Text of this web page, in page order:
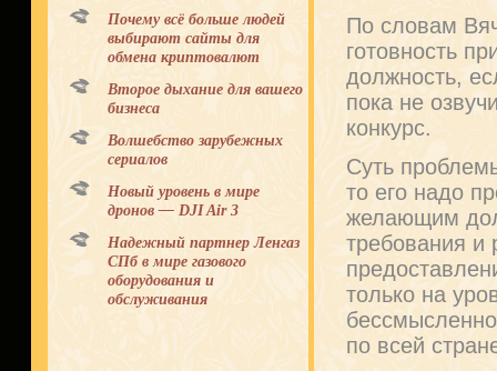
Почему всё больше людей
выбирают сайты для
обмена криптовалют
Второе дыхание для вашего
бизнеса
Волшебство зарубежных
сериалов
Новый уровень в мире
дронов — DJI Air 3
Надежный партнер Ленгаз
СПб в мире газового
оборудования и
обслуживания
По словам
готовность
должность,
пока не
конкурс.
Суть
то его надо
желающим
требования и
только на
по всей